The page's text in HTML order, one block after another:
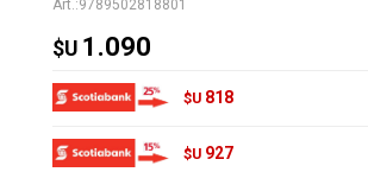
9789502818801
$U 1.090
$U 818
$U 927